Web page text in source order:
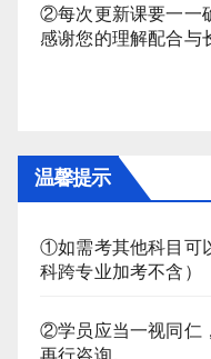
②每次更新课要一一
感谢您的理解配合与
温馨提示
①如需考其他科目可
科跨专业加考不含）
②学员应当一视同仁